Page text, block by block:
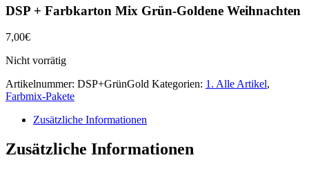
DSP + Farbkarton Mix Grün-Goldene Weihnachten
7,00€
Nicht vorrätig
Artikelnummer: DSP+GrünGold Kategorien: 1. Alle Artikel,
Farbmix-Pakete
Zusätzliche Informationen
Zusätzliche Informationen